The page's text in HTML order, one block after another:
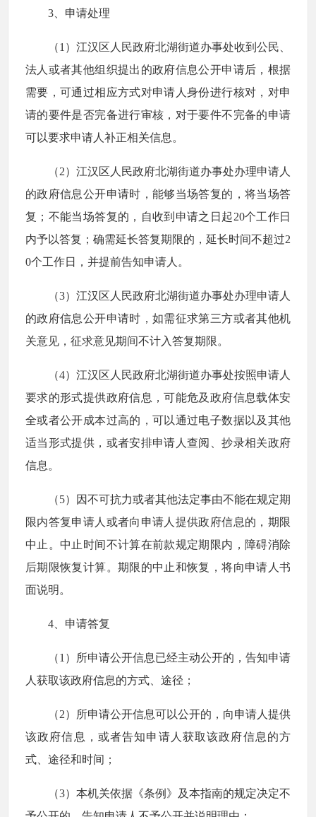
3、申请处理
（1）江汉区人民政府北湖街道办事处收到公民、
法人或者其他组织提出的政府信息公开申请后，根据
需要，可通过相应方式对申请人身份进行核对，对申
请的要件是否完备进行审核，对于要件不完备的申请
可以要求申请人补正相关信息。
（2）江汉区人民政府北湖街道办事处办理申请人
的政府信息公开申请时，能够当场答复的，将当场答
复；不能当场答复的，自收到申请之日起20个工作日
内予以答复；确需延长答复期限的，延长时间不超过2
0个工作日，并提前告知申请人。
（3）江汉区人民政府北湖街道办事处办理申请人
的政府信息公开申请时，如需征求第三方或者其他机
关意见，征求意见期间不计入答复期限。
（4）江汉区人民政府北湖街道办事处按照申请人
要求的形式提供政府信息，可能危及政府信息载体安
全或者公开成本过高的，可以通过电子数据以及其他
适当形式提供，或者安排申请人查阅、抄录相关政府
信息。
（5）因不可抗力或者其他法定事由不能在规定期
限内答复申请人或者向申请人提供政府信息的，期限
中止。中止时间不计算在前款规定期限内，障碍消除
后期限恢复计算。期限的中止和恢复，将向申请人书
面说明。
4、申请答复
（1）所申请公开信息已经主动公开的，告知申请
人获取该政府信息的方式、途径；
（2）所申请公开信息可以公开的，向申请人提供
该政府信息，或者告知申请人获取该政府信息的方
式、途径和时间；
（3）本机关依据《条例》及本指南的规定决定不